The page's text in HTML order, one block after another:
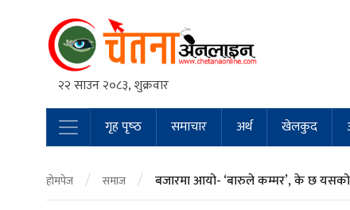
२२ साउन २०८३, शुक्रवार
Main Navigation
गृह पृष्‍ठ समाचार अर्थ खेलकुद
होमपेज / समाज / बजारमा आयो- ‘बारुले कम्मर’, के छ